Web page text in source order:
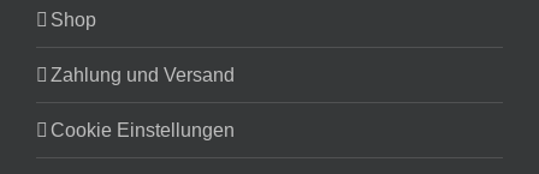
Shop
Zahlung und Versand
Cookie Einstellungen